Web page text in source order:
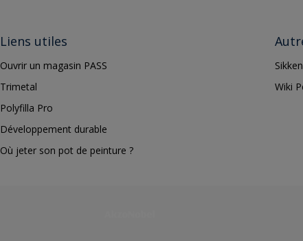
Liens utiles
Ouvrir un magasin PASS
Trimetal
Polyfilla Pro
Développement durable
Où jeter son pot de peinture ?
Wiki